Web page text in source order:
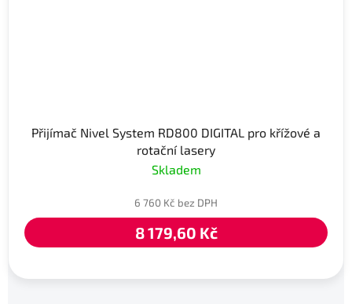
Přijímač Nivel System RD800 DIGITAL pro křížové a
rotační lasery
Skladem
6 760 Kč bez DPH
8 179,60 Kč